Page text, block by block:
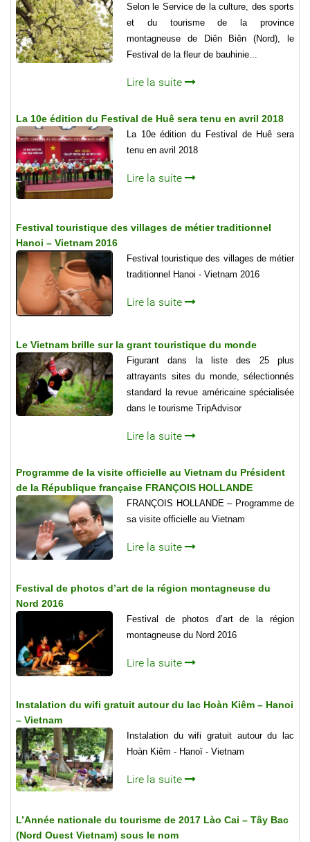
Selon le Service de la culture, des sports
et du tourisme de la province
montagneuse de Diên Biên (Nord), le
Festival de la fleur de bauhinie...
Lire la suite
La 10e édition du Festival de Huê sera tenu en avril 2018
La 10e édition du Festival de Huê sera
tenu en avril 2018
Lire la suite
Festival touristique des villages de métier traditionnel
Hanoi – Vietnam 2016
Festival touristique des villages de métier
traditionnel Hanoi - Vietnam 2016
Lire la suite
Le Vietnam brille sur la grant touristique du monde
Figurant dans la liste des 25 plus
attrayants sites du monde, sélectionnés
standard la revue américaine spécialisée
dans le tourisme TripAdvisor
Lire la suite
Programme de la visite officielle au Vietnam du Président
de la République française FRANÇOIS HOLLANDE
FRANÇOIS HOLLANDE – Programme de
sa visite officielle au Vietnam
Lire la suite
Festival de photos d’art de la région montagneuse du
Nord 2016
Festival de photos d’art de la région
montagneuse du Nord 2016
Lire la suite
Instalation du wifi gratuit autour du lac Hoàn Kiêm – Hanoi
– Vietnam
Instalation du wifi gratuit autour du lac
Hoàn Kiêm - Hanoï - Vietnam
Lire la suite
L’Année nationale du tourisme de 2017 Lào Cai – Tây Bac
(Nord Ouest Vietnam) sous le nom